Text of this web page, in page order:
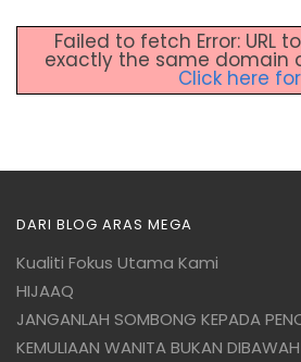
Failed to fetch Error: URL
exactly the same domain
Click here
DARI BLOG ARAS MEGA
Kualiti Fokus Utama Kami
HIJAAQ
JANGANLAH SOMBONG KEPADA
KEMULIAAN WANITA BUKAN DIBAWAH